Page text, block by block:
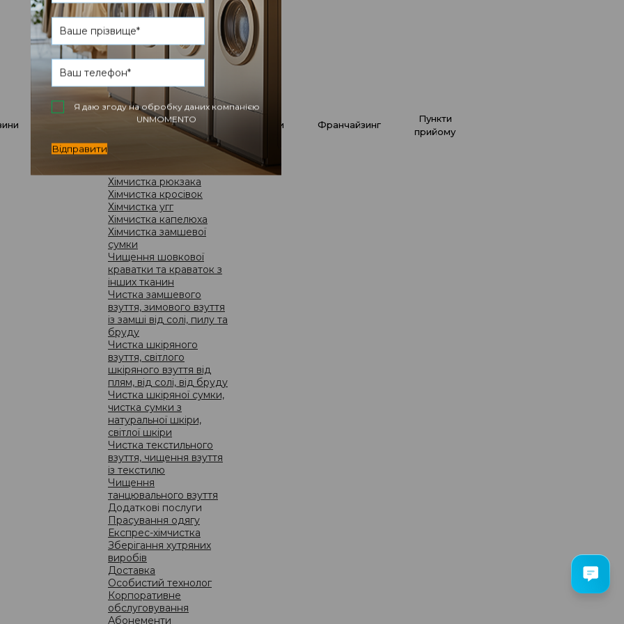
іграшок
Прання рушників,
скатертин і іншого
текстилю
Хімчистка ковдри
Хімчистка пледа
Ремонт і чищення
Ремонт, підгін та
редизайн одягу
Ремонт взуття
Чистка та ремонт сумок
Хімчистка рюкзака
Хімчистка кросівок
Хімчистка угг
Хімчистка капелюха
Хімчистка замшевої
сумки
Чищення шовкової
краватки та краваток з
інших тканин
Чистка замшевого
взуття, зимового взуття
із замші від солі, пилу та
бруду
Чистка шкіряного
взуття, світлого
шкіряного взуття від
плям, від солі, від бруду
Чистка шкіряної сумки,
чистка сумки з
натуральної шкіри,
світлої шкіри
Чистка текстильного
взуття, чищення взуття
із текстилю
Чищення
танцювального взуття
Додаткові послуги
Прасування одягу
Експрес-хімчистка
Зберігання хутряних
виробів
Доставка
Особистий технолог
Корпоративне
обслуговування
Абонементи
ціни франчайзинг
пункти
прийому
ЦІНИ
про компанію
новини
акції
послуги
ціни
франчайзинг
пункти прийому
Я даю згоду на обробку даних компанією
UNMOMENTO
Відправити